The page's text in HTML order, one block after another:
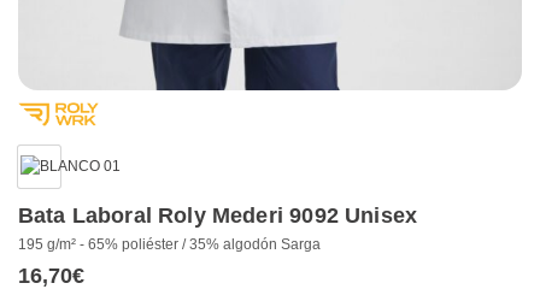
Bata Laboral Roly Mederi 9092 Unisex
195 g/m² - 65% poliéster / 35% algodón Sarga
16,70€